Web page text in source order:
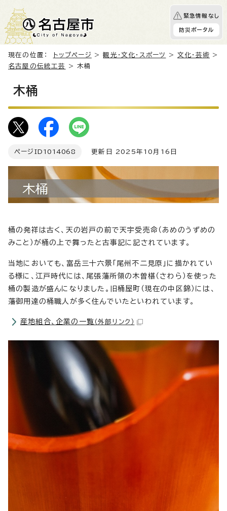
緊急情報なし
防災ポータル
現在の位置： トップページ >観光・文化・スポーツ >文化・芸術 >
名古屋の伝統工芸
> 木桶
木桶
ページID 1014068 更新日 2025年10月16日
桶の発祥は古く、天の岩戸の前で天宇受売命（あめのうずめの
みこと）が桶の上で舞ったと古事記に記されています。
当地においても、富岳三十六景「尾州不二見原」に描かれてい
る様に、江戸時代には、尾張藩所領の木曽椹（さわら）を使った
桶の製造が盛んになりました。旧桶屋町（現在の中区錦）には、
藩御用達の桶職人が多く住んでいたといわれています。
産地組合、企業の一覧 （外部リンク）